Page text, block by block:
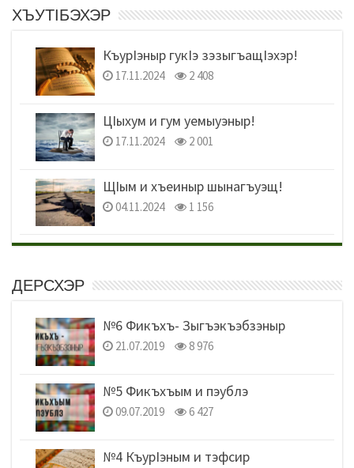
ХЪУТIБЭХЭР
КъурIэныр гукIэ зэзыгъащIэхэр!
17.11.2024 2 408
ЦIыхум и гум уемыуэныр!
17.11.2024 2 001
ЩIым и хъеиныр шынагъуэщ!
04.11.2024 1 156
ДЕРСХЭР
№6 Фикъхъ- Зыгъэкъэбзэныр
21.07.2019 8 976
№5 Фикъхъым и пэублэ
09.07.2019 6 427
№4 КъурIэным и тэфсир